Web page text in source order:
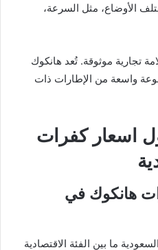
الأوضاع، مثل السرعة،
تجارية موثوقة. تُعد هانكوك
واسعة من الإطارات ذات
اسعار كفرات
هانكوك في
ما بين الفئة الاقتصادية